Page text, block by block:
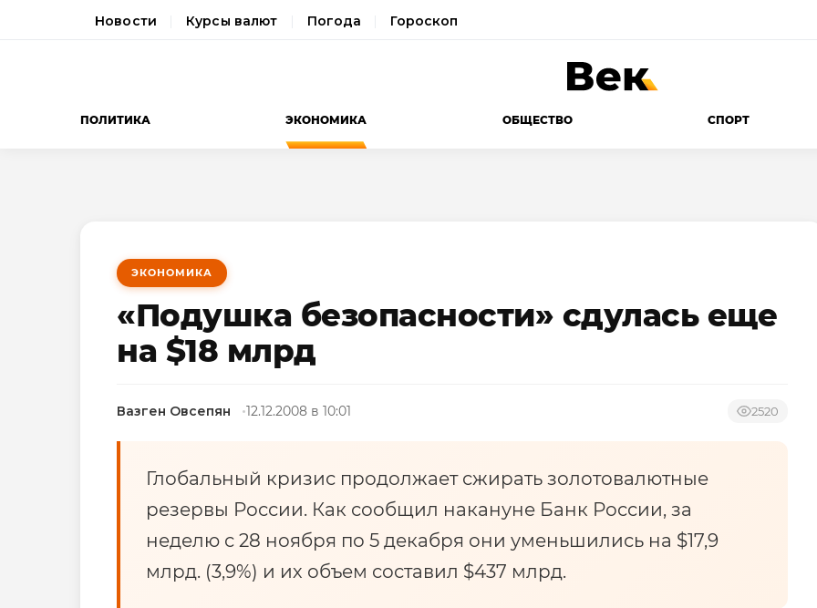
Новости Курсы валют Погода Гороскоп
ПОЛИТИКА ЭКОНОМИКА ОБЩЕСТВО СПОРТ
ЭКОНОМИКА
«Подушка безопасности» сдулась еще
на $18 млрд
Вазген Овсепян 12.12.2008 в 10:01 2520
Глобальный кризис продолжает сжирать золотовалютные
резервы России. Как сообщил накануне Банк России, за
неделю с 28 ноября по 5 декабря они уменьшились на $17,9
млрд. (3,9%) и их объем составил $437 млрд.